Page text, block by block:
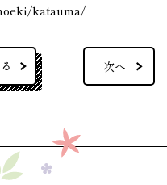
katauma/
次へ